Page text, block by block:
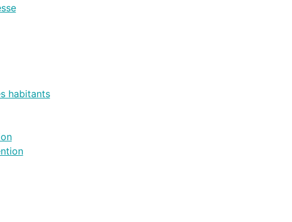
habitants